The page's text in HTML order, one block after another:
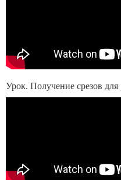
Урок. Получение срезов для